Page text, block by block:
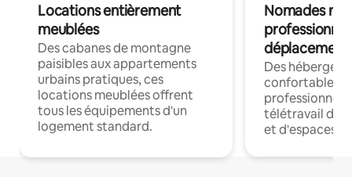
Locations entièrement
meublées
Des cabanes de montagne
paisibles aux appartements
urbains pratiques, ces
locations meublées offrent
tous les équipements d'un
logement standard.
Nomades
déplacement
Des
confortables
professionnels
télétravail
et d'espaces